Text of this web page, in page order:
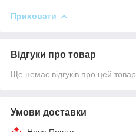
Приховати
Відгуки про товар
Ще немає відгуків про цей товар
Умови доставки